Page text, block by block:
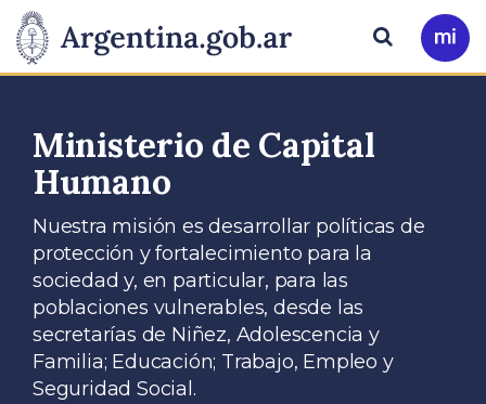
Presidencia
de
Nación
Pasar al contenido principal
Ir
a
Buscar
Ministerio de Capital
Humano
Nuestra misión es desarrollar políticas de
protección y fortalecimiento para la
sociedad y, en particular, para las
poblaciones vulnerables, desde las
secretarías de Niñez, Adolescencia y
Familia; Educación; Trabajo, Empleo y
Seguridad Social.